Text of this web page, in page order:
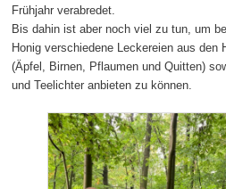
Frühjahr verabredet.
Bis dahin ist aber noch viel zu tun, um
Honig verschiedene Leckereien aus den
(Äpfel, Birnen, Pflaumen und Quitten)
und Teelichter anbieten zu können.